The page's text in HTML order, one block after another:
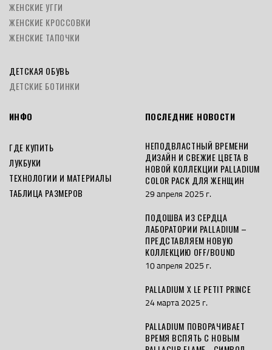
ЖЕНСКИЕ УГГИ
ЖЕНСКИЕ КРОССОВКИ
ЖЕНСКИЕ ТАПОЧКИ
ДЕТСКАЯ ОБУВЬ
ДЕТСКИЕ БОТИНКИ
ИНФО
ГДЕ КУПИТЬ
ЛУКБУКИ
ТЕХНОЛОГИИ И МАТЕРИАЛЫ
ТАБЛИЦА РАЗМЕРОВ
ПОСЛЕДНИЕ НОВОСТИ
НЕПОДВЛАСТНЫЙ ВРЕМЕНИ
ДИЗАЙН И СВЕЖИЕ ЦВЕТА В
НОВОЙ КОЛЛЕКЦИИ PALLADIUM
COLOR PACK ДЛЯ ЖЕНЩИН
29 апреля 2025 г.
ПОДОШВА ИЗ СЕРДЦА
ЛАБОРАТОРИИ PALLADIUM –
ПРЕДСТАВЛЯЕМ НОВУЮ
КОЛЛЕКЦИЮ OFF/BOUND
10 апреля 2025 г.
PALLADIUM X LE PETIT PRINCE
24 марта 2025 г.
PALLADIUM ПОВОРАЧИВАЕТ
ВРЕМЯ ВСПЯТЬ С НОВЫМ